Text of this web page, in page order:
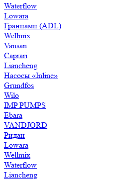
Waterflow
Lowara
Гранпамп (ADL)
Wellmix
Vansan
Caprari
Liancheng
Насосы «Inline»
Grundfos
Wilo
IMP PUMPS
Ebara
VANDJORD
Ридан
Lowara
Wellmix
Waterflow
Liancheng